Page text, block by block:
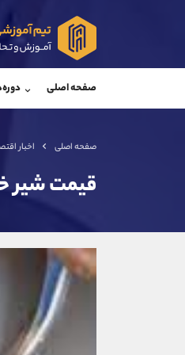
صفحه اصلی
صفحه اصلی اخبار
قیمت شیر
تلفن
بدون پیش شماره
اینستاگرام
کانال تلگرام